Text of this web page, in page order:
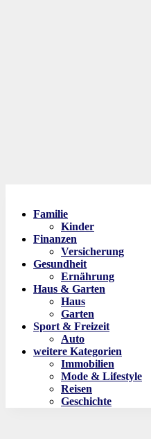
Familie
Kinder
Finanzen
Versicherung
Gesundheit
Ernährung
Haus & Garten
Haus
Garten
Sport & Freizeit
Auto
weitere Kategorien
Immobilien
Mode & Lifestyle
Reisen
Geschichte